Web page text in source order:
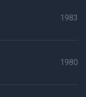
1983
1980